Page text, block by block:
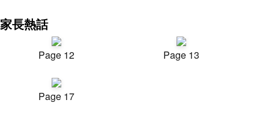
家長熱話
Page 12 Page 13
Page 17